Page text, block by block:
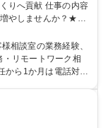
仕事の内容
やしませんか？★≫
で、窓口となるお客
に迅速かつ誠意をも
映しています。 【具
貢献
相談室の業務経験、
リモートワーク相
ープの広報機能を担
げたホスピタリティ